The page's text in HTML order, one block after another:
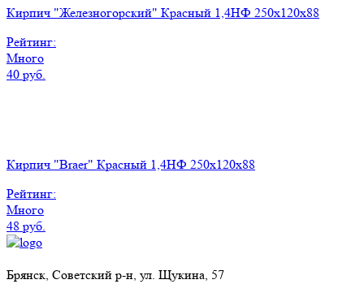
Кирпич "Железногорский" Красный 1,4НФ 250х120х88
Рейтинг:
Много
40 руб.
Кирпич "Braer" Красный 1,4НФ 250х120х88
Рейтинг:
Много
48 руб.
Брянск, Советский р-н, ул. Щукина, 57